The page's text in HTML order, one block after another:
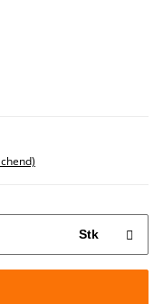
Stk